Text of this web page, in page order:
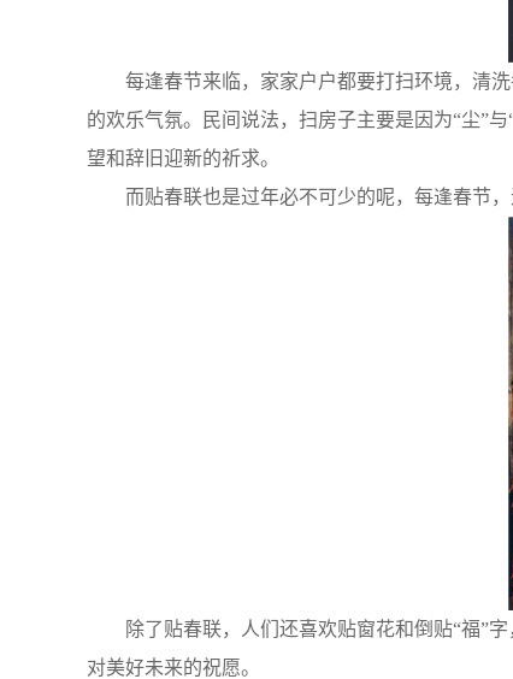
每逢春节来临，家家户户都要打扫环境，清洗
的欢乐气氛。民间说法，扫房子主要是因为“尘”
望和辞旧迎新的祈求。
而贴春联也是过年必不可少的呢，每逢春节，
除了贴春联，人们还喜欢贴窗花和倒贴“福”字
对美好未来的祝愿。